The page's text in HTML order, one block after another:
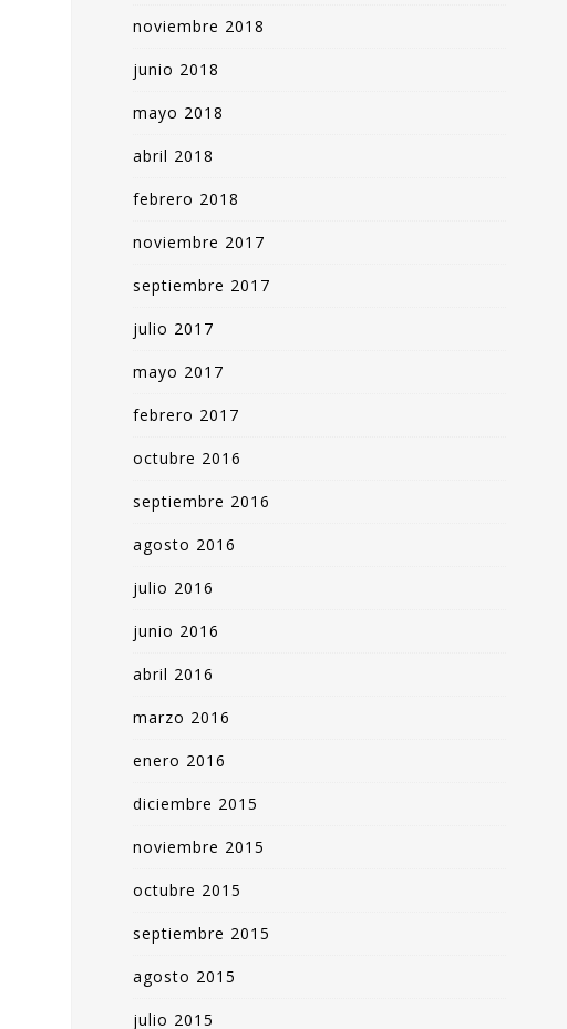
noviembre 2018
junio 2018
mayo 2018
abril 2018
febrero 2018
noviembre 2017
septiembre 2017
julio 2017
mayo 2017
febrero 2017
octubre 2016
septiembre 2016
agosto 2016
julio 2016
junio 2016
abril 2016
marzo 2016
enero 2016
diciembre 2015
noviembre 2015
octubre 2015
septiembre 2015
agosto 2015
julio 2015